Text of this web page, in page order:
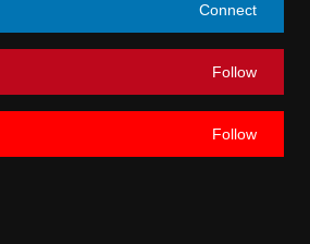
Connect
Follow
Follow